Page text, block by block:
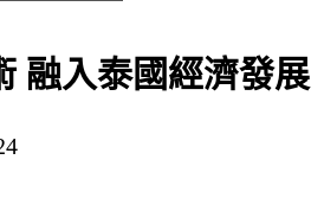
融入泰國經濟發展